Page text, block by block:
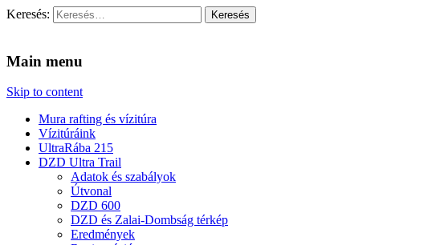
Keresés:
Main menu
Skip to content
Mura rafting és vízitúra
Vízitúráink
UltraRába 215
DZD Ultra Trail
Adatok és szabályok
Útvonal
DZD 600
DZD és Zalai-Dombság térkép
Eredmények